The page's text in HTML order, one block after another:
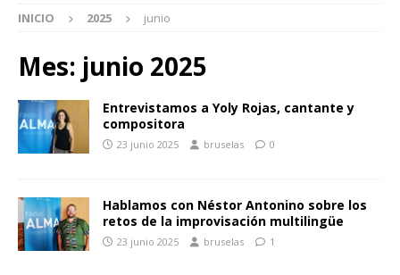
INICIO 2025 junio
Mes: junio 2025
Entrevistamos a Yoly Rojas, cantante y
compositora
23 junio 2025 bruselas 0
Hablamos con Néstor Antonino sobre los
retos de la improvisación multilingüe
23 junio 2025 bruselas 1